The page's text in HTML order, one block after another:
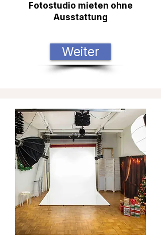
Fotostudio mieten ohne
Ausstattung
Weiter